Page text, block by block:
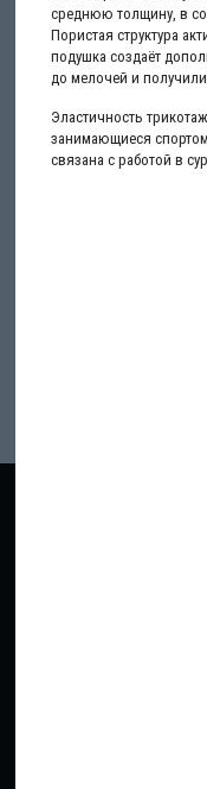
среднюю толщину, в
Пористая структура
подушка создаёт
до мелочей и
Эластичность
занимающиеся
связана с работой в